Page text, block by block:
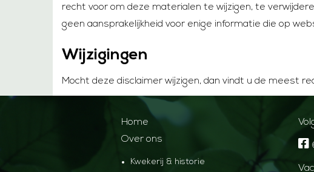
recht voor om deze materialen te wijzigen, te
geen aansprakelijkheid voor enige informatie die op
Wijzigingen
Mocht deze disclaimer wijzigen, dan vindt u de meest
Home
Over ons
Kwekerij & historie